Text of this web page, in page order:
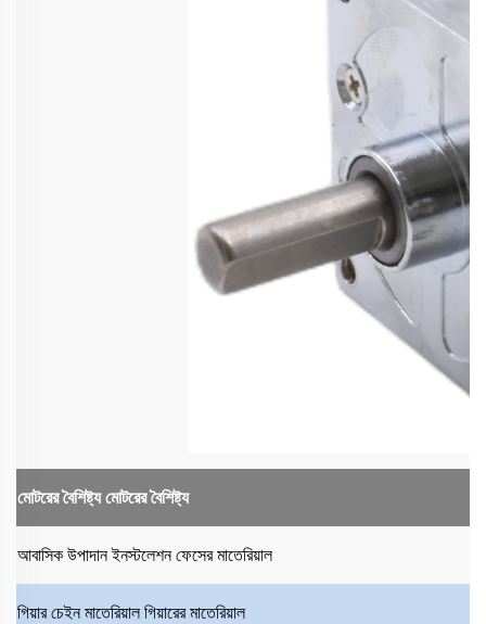
মোটরের বৈশিষ্ট্যমোটরের বৈশিষ্ট্য
আবাসিক উপাদানইনস্টলেশন ফেসের মাতেরিয়াল
গিয়ার চেইন মাতেরিয়ালগিয়ারের মাতেরিয়াল